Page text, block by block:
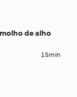
de alho
15min